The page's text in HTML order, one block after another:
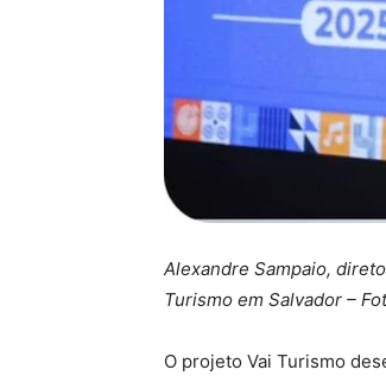
Alexandre Sampaio,
Turismo em Salvador –
O projeto Vai Turismo